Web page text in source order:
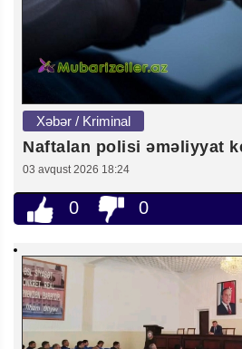
Xəbər / Kriminal
Naftalan polisi əməliyyat
03 avqust 2026 18:24
0 0